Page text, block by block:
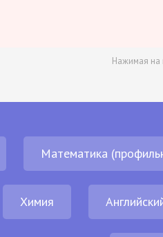
Нажимая на
Математика
Химия